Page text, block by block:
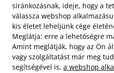
siránkozásnak, ideje, hogy a
válassza webshop
kis életet leheljünk cége
Meglátja: erre a lehetőségre
Amint meglátják, hogy az Ön
vagy szolgáltatást már meg
segítségével is, a webshop